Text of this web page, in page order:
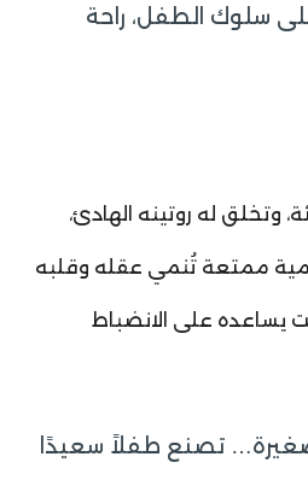
سلوك الطفل، راحة
وتخلق له روتينه الهادئ،
ممتعة تُنمي عقله وقلبه
يساعده على الانضباط
تصنع طفلاً سعيدًا